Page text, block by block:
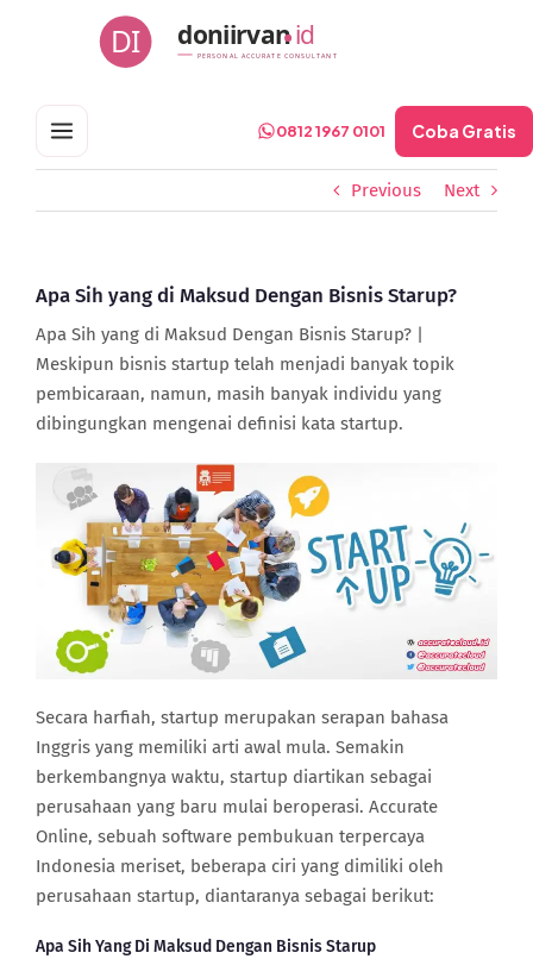
DI doniirvanid
PERSONAL ACCURATE CONSULTANT
0812 1967 0101 Coba Gratis
Previous Next
Apa Sih yang di Maksud Dengan Bisnis Starup?
Apa Sih yang di Maksud Dengan Bisnis Starup? |
Meskipun bisnis startup telah menjadi banyak topik
pembicaraan, namun, masih banyak individu yang
dibingungkan mengenai definisi kata startup.
Secara harfiah, startup merupakan serapan bahasa
Inggris yang memiliki arti awal mula. Semakin
berkembangnya waktu, startup diartikan sebagai
perusahaan yang baru mulai beroperasi. Accurate
Online, sebuah software pembukuan terpercaya
Indonesia meriset, beberapa ciri yang dimiliki oleh
perusahaan startup, diantaranya sebagai berikut:
Apa Sih Yang Di Maksud Dengan Bisnis Starup